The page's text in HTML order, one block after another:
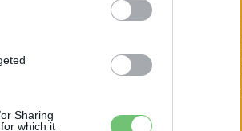
Sharing
which it
9 perc töltés, 450
kilométer hatótáv –